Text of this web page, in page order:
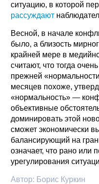
ситуацию, в которой
рассуждают
Весной, в начале
было, а близость
крайней мере в
считают, что тогда
прежней
месяцев похоже,
«нормальность» —
объективные
доминировать этой
сможет экономически
балансирующий на
означает, что рано или
урегулирования
Автор: Борис Куркин